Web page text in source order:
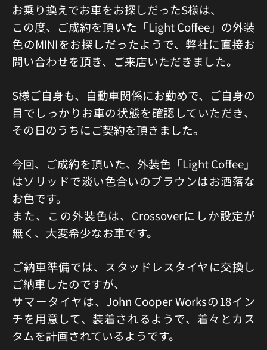
お乗り換えでお車をお探しだったS様は、
この度、ご成約を頂いた「Light Coffee」の外装
色のMINIをお探しだったようで、弊社に直接お
問い合わせを頂き、ご来店いただきました。
S様ご自身も、自動車関係にお勤めで、ご自身の
目でしっかりお車の状態を確認していただき、
その日のうちにご契約を頂きました。
今回、ご成約を頂いた、外装色「Light Coffee」
はソリッドで淡い色合いのブラウンはお洒落な
お色です。
また、この外装色は、Crossoverにしか設定が
無く、大変希少なお車です。
ご納車準備では、スタッドレスタイヤに交換し
ご納車したのですが、
サマータイヤは、John Cooper Worksの18イン
チを用意して、装着されるようで、着々とカス
タムを計画されているようです。